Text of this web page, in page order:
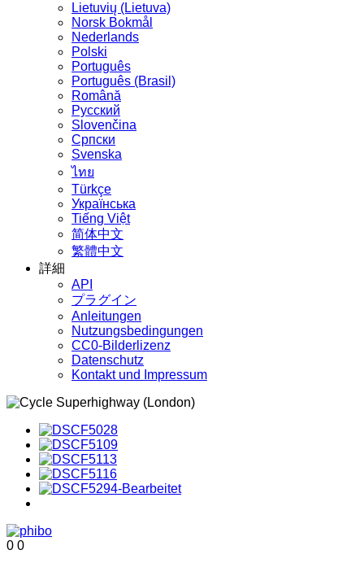
Lietuvių (Lietuva)
‪Norsk Bokmål‬
Nederlands
Polski
Português
Português (Brasil)
Română
Русский
Slovenčina
Српски
Svenska
ไทย
Türkçe
Українська
Tiếng Việt
简体中文
繁體中文
詳細
API
プラグイン
Anleitungen
Nutzungsbedingungen
CC0-Bilderlizenz
Datenschutz
Kontakt und Impressum
0 0